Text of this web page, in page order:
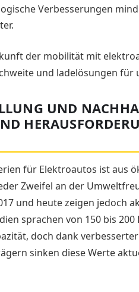
Verbesserungen
UND
für Elektroautos ist aus
Zweifel an der
und heute zeigen jedoch
sprachen von 150 bis 200
doch dank verbesserter
sinken diese Werte